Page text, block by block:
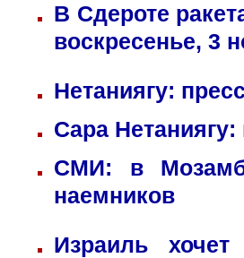
В Сдероте
воскресенье, 3
Нетаниягу:
Сара
СМИ: в
наемников
Израиль